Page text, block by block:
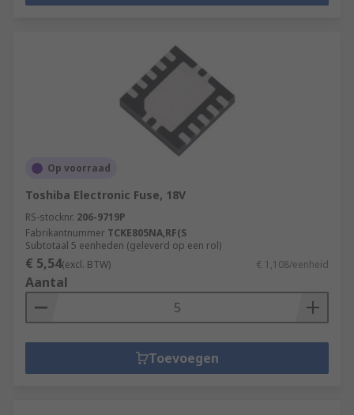
Op voorraad
Toshiba Electronic Fuse, 18V
RS-stocknr. 206-9719P
Fabrikantnummer TCKE805NA,RF(S
Subtotaal 5 eenheden (geleverd op een rol)
€ 5,54(excl. BTW) € 1,108/eenheid
Aantal
Toevoegen